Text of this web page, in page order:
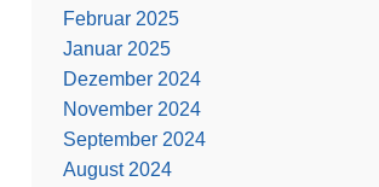
Februar 2025
Januar 2025
Dezember 2024
November 2024
September 2024
August 2024